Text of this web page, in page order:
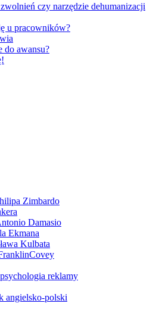
czy narzędzie dehumanizacji
u pracowników?
do awansu?
Zimbardo
Damasio
Ekmana
Kulbata
reklamy
angielsko-polski